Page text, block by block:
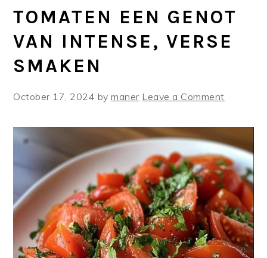
TOMATEN EEN GENOT
VAN INTENSE, VERSE
SMAKEN
October 17, 2024 bymaner Leave a Comment